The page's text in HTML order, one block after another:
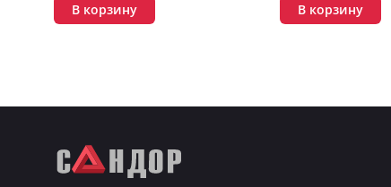
В корзину В корзину